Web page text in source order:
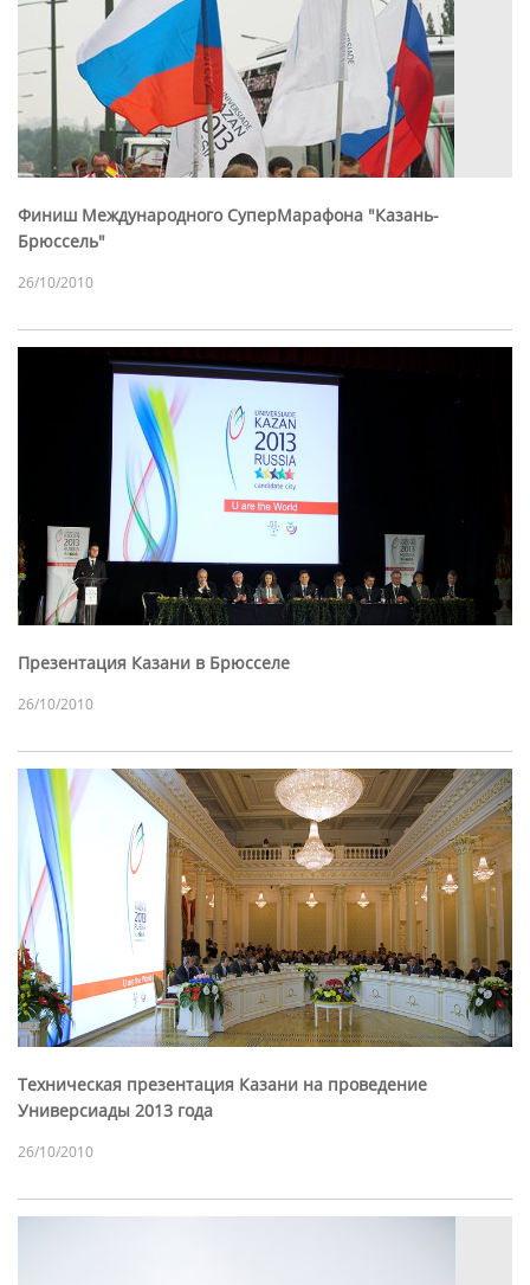
Финиш Международного СуперМарафона "Казань-
Брюссель"
26/10/2010
Презентация Казани в Брюсселе
26/10/2010
Техническая презентация Казани на проведение
Универсиады 2013 года
26/10/2010